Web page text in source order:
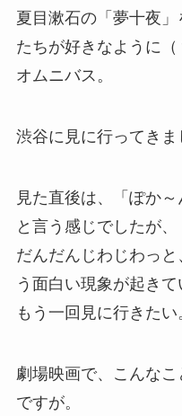
夏目漱石の「夢十夜
たちが好きなように
オムニバス。
渋谷に見に行ってきま
見た直後は、「ぽか～
と言う感じでしたが、
だんだんじわじわっ
う面白い現象が起きて
もう一回見に行きたい
劇場映画で、こんな
ですが。